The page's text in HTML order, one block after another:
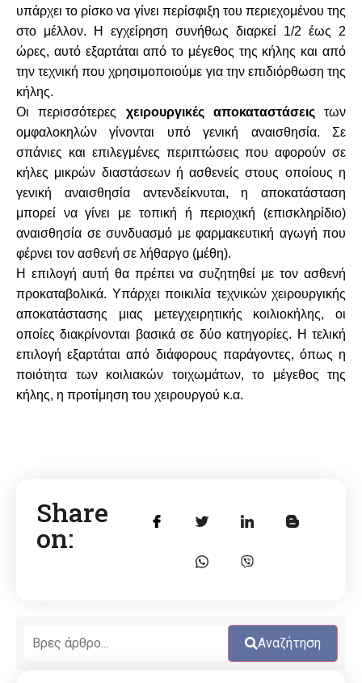
υπάρχει το ρίσκο να γίνει περίσφιξη του περιεχομένου της
στο μέλλον. Η εγχείρηση συνήθως διαρκεί 1/2 έως 2
ώρες, αυτό εξαρτάται από το μέγεθος της κήλης και από
την τεχνική που χρησιμοποιούμε για την επιδιόρθωση της
κήλης.
Οι περισσότερες χειρουργικές αποκαταστάσειςτων
ομφαλοκηλών γίνονται υπό γενική αναισθησία. Σε
σπάνιες και επιλεγμένες περιπτώσεις που αφορούν σε
κήλες μικρών διαστάσεων ή ασθενείς στους οποίους η
γενική αναισθησία αντενδείκνυται, η αποκατάσταση
μπορεί να γίνει με τοπική ή περιοχική (επισκληρίδιο)
αναισθησία σε συνδυασμό με φαρμακευτική αγωγή που
φέρνει τον ασθενή σε λήθαργο (μέθη).
Η επιλογή αυτή θα πρέπει να συζητηθεί με τον ασθενή
προκαταβολικά. Υπάρχει ποικιλία τεχνικών χειρουργικής
αποκατάστασης μιας μετεγχειρητικής κοιλιοκήλης, οι
οποίες διακρίνονται βασικά σε δύο κατηγορίες. Η τελική
επιλογή εξαρτάται από διάφορους παράγοντες, όπως η
ποιότητα των κοιλιακών τοιχωμάτων, το μέγεθος της
κήλης, η προτίμηση του χειρουργού κ.α.
Share
on:
Αναζήτηση